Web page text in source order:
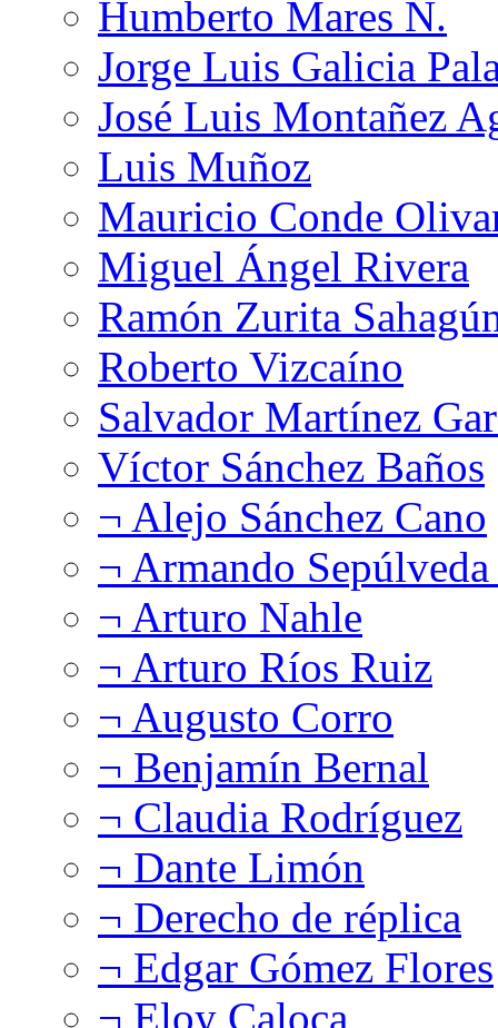
Humberto Mares N.
Jorge Luis Galicia
José Luis Montañez
Luis Muñoz
Mauricio Conde
Miguel Ángel Rivera
Ramón Zurita
Roberto Vizcaíno
Salvador Martínez
Víctor Sánchez Baños
¬ Alejo Sánchez Cano
¬ Armando
¬ Arturo Nahle
¬ Arturo Ríos Ruiz
¬ Augusto Corro
¬ Benjamín Bernal
¬ Claudia Rodríguez
¬ Dante Limón
¬ Derecho de réplica
¬ Edgar Gómez Flores
¬ Eloy Caloca